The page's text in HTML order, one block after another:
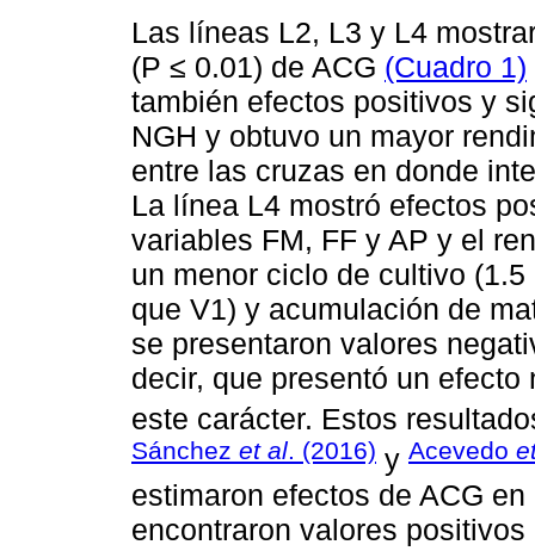
Las líneas L2, L3 y L4
(P ≤ 0.01) de ACG (Cuadro 1)
también efectos positivos y
NGH y obtuvo un mayor
entre las cruzas en donde
La línea L4 mostró efectos
variables FM, FF y AP y el
un menor ciclo de cultivo
que V1) y acumulación de
se presentaron valores
decir, que presentó un
este carácter. Estos
Sánchez et al. (2016) y Acevedo
estimaron efectos de ACG
encontraron valores